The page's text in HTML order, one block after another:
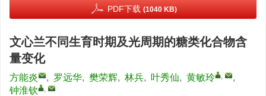
PDF下载 (1040 KB)
文心兰不同生育时期及光周期的糖类化合物含
量变化
方能炎 , 罗远华, 樊荣辉, 林兵, 叶秀仙, 黄敏玲 ,
,
钟淮钦
,